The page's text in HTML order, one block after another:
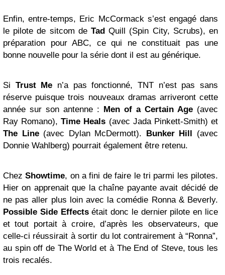
Enfin, entre-temps, Eric McCormack s’est engagé dans
le pilote de sitcom de Tad Quill (Spin City, Scrubs), en
préparation pour ABC, ce qui ne constituait pas une
bonne nouvelle pour la série dont il est au générique.
Si Trust Me n’a pas fonctionné, TNT n’est pas sans
réserve puisque trois nouveaux dramas arriveront cette
année sur son antenne : Men of a Certain Age (avec
Ray Romano),Time Heals (avec Jada Pinkett-Smith) et
The Line(avec Dylan McDermott). Bunker Hill (avec
Donnie Wahlberg) pourrait également être retenu.
ChezShowtime, on a fini de faire le tri parmi les pilotes.
Hier on apprenait que la chaîne payante avait décidé de
ne pas aller plus loin avec la comédie Ronna & Beverly.
Possible Side Effectsétait donc le dernier pilote en lice
et tout portait à croire, d’après les observateurs, que
celle-ci réussirait à sortir du lot contrairement à “Ronna”,
au spin off de The World et à The End of Steve, tous les
trois recalés.